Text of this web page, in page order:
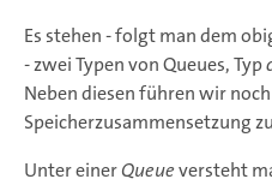
Es stehen - folgt man dem
- zwei Typen von Queues, Typ
Neben diesen führen wir
Speicherzusammensetzung
Unter einerQueueversteht